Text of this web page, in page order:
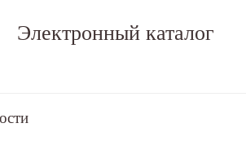
Электронный каталог